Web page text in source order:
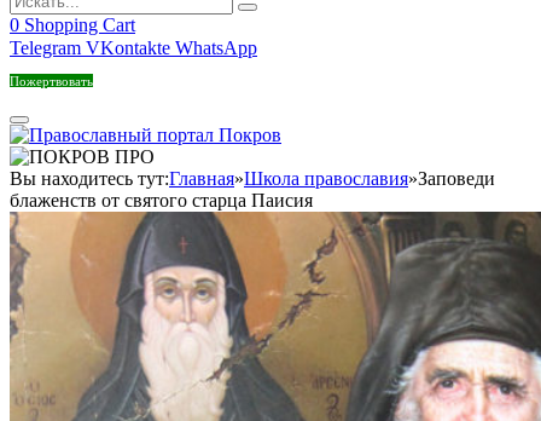
0 Shopping Cart
Telegram VKontakte WhatsApp
Пожертвовать
Вы находитесь тут:Главная»Школа православия»Заповеди
блаженств от святого старца Паисия